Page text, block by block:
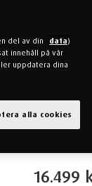
Vår mest
liv till din
helt ny
absorberar
värme. För
16.499
del av din data)
innehåll på vår
uppdatera dina
alla cookies